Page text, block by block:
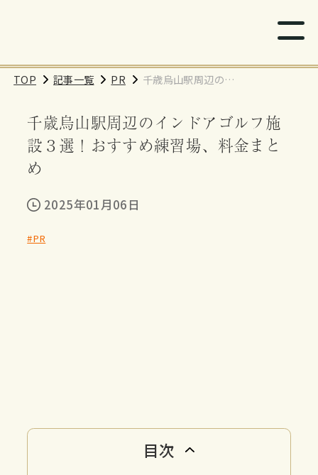
TOP 記事一覧 PR
千歳烏山駅周辺のイ
選！おすすめ練習
場、料金まとめ
千歳烏山駅周辺のインドアゴルフ施
設３選！おすすめ練習場、料金まと
め
2025年01月06日
#PR
目次